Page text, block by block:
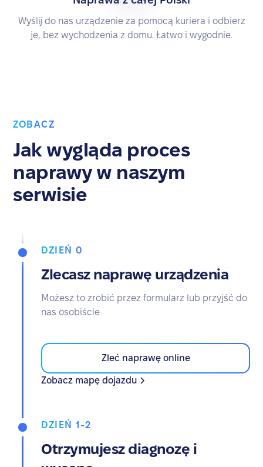
Wyślij do nas urządzenie za pomocą kuriera i odbierz
je, bez wychodzenia z domu. Łatwo i wygodnie.
ZOBACZ
Jak wygląda proces
naprawy w naszym
serwisie
DZIEŃ 0
Zlecasz naprawę urządzenia
Możesz to zrobić przez formularz lub przyjść do
nas osobiście
Zleć naprawę online
Zobacz mapę dojazdu
DZIEŃ 1-2
Otrzymujesz diagnozę i